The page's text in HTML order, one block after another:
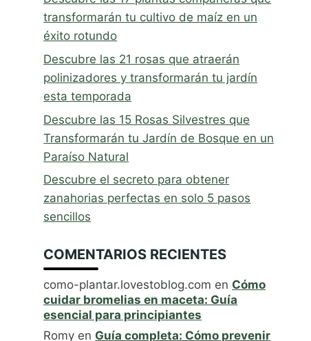
transformarán tu cultivo de maíz en un
éxito rotundo
Descubre las 21 rosas que atraerán
polinizadores y transformarán tu jardín
esta temporada
Descubre las 15 Rosas Silvestres que
Transformarán tu Jardín de Bosque en un
Paraíso Natural
Descubre el secreto para obtener
zanahorias perfectas en solo 5 pasos
sencillos
COMENTARIOS RECIENTES
como-plantar.lovestoblog.com en Cómo
cuidar bromelias en maceta: Guía
esencial para principiantes
Romy en Guía completa: Cómo prevenir